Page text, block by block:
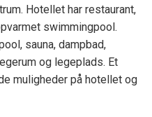
Hotellet har restaurant,
swimmingpool.
sauna, dampbad,
og legeplads. Et
muligheder på hotellet og